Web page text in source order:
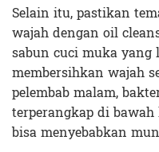
Selain itu, pastikan
wajah dengan oil
sabun cuci muka
membersihkan wajah
pelembab malam,
terperangkap di
bisa menyebabkan